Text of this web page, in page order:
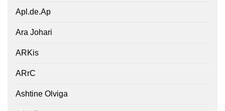
Apl.de.Ap
Ara Johari
ARKis
ARrC
Ashtine Olviga